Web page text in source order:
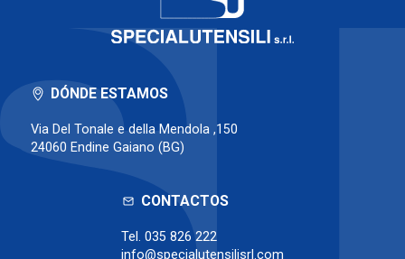
DÓNDE ESTAMOS
Via Del Tonale e della Mendola ,150
24060 Endine Gaiano (BG)
CONTACTOS
Tel. 035 826 222
info@specialutensilisrl.com